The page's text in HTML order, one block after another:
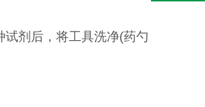
剂后，将工具洗净(药勺